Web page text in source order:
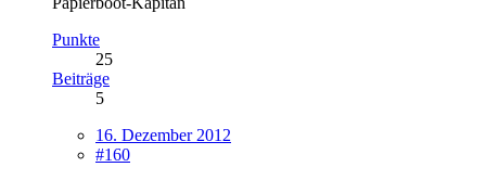
Punkte
25
Beiträge
5
16. Dezember 2012
#160